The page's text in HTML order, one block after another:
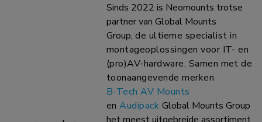
Sinds 2022 is Neomounts trotse
partner van Global Mounts
Group, de ultieme specialist in
montageoplossingen voor IT- en
(pro)AV-hardware. Samen met de
toonaangevende merken
B-Tech AV Mounts
enAudipack Global Mounts Group